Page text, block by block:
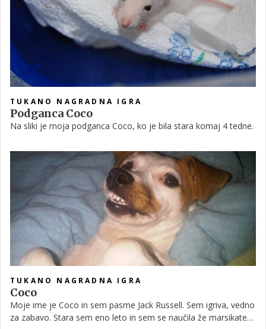
TUKANO NAGRADNA IGRA
Podganca Coco
Na sliki je moja podganca Coco, ko je bila stara komaj 4 tedne.
TUKANO NAGRADNA IGRA
Coco
Moje ime je Coco in sem pasme Jack Russell. Sem igriva, vedno
za zabavo. Stara sem eno leto in sem se naučila že marsikatero